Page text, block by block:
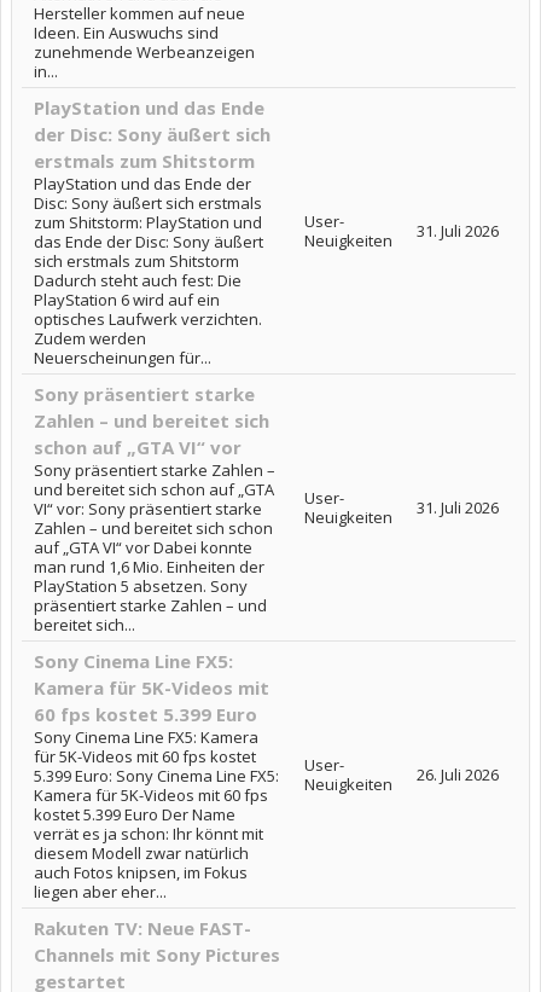
Hersteller kommen auf neue
Ideen. Ein Auswuchs sind
zunehmende Werbeanzeigen
in...
PlayStation und das Ende
der Disc: Sony äußert sich
erstmals zum Shitstorm
PlayStation und das Ende der
Disc: Sony äußert sich erstmals
zum Shitstorm: PlayStation und
das Ende der Disc: Sony äußert
sich erstmals zum Shitstorm
Dadurch steht auch fest: Die
PlayStation 6 wird auf ein
optisches Laufwerk verzichten.
Zudem werden
Neuerscheinungen für...
User-
Neuigkeiten
31. Juli 2026
Sony präsentiert starke
Zahlen – und bereitet sich
schon auf „GTA VI“ vor
Sony präsentiert starke Zahlen –
und bereitet sich schon auf „GTA
VI“ vor: Sony präsentiert starke
Zahlen – und bereitet sich schon
auf „GTA VI“ vor Dabei konnte
man rund 1,6 Mio. Einheiten der
PlayStation 5 absetzen. Sony
präsentiert starke Zahlen – und
bereitet sich...
User-
Neuigkeiten
31. Juli 2026
Sony Cinema Line FX5:
Kamera für 5K-Videos mit
60 fps kostet 5.399 Euro
Sony Cinema Line FX5: Kamera
für 5K-Videos mit 60 fps kostet
5.399 Euro: Sony Cinema Line FX5:
Kamera für 5K-Videos mit 60 fps
kostet 5.399 Euro Der Name
verrät es ja schon: Ihr könnt mit
diesem Modell zwar natürlich
auch Fotos knipsen, im Fokus
liegen aber eher...
User-
Neuigkeiten
26. Juli 2026
Rakuten TV: Neue FAST-
Channels mit Sony Pictures
gestartet